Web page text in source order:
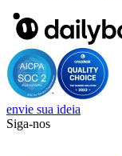
envie sua ideia
Siga-nos